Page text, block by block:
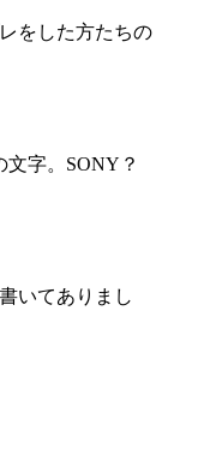
をした方たちの
字。SONY？
いてありまし